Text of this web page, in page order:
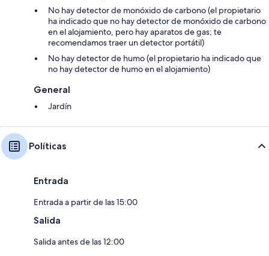
No hay detector de monóxido de carbono (el propietario
ha indicado que no hay detector de monóxido de carbono
en el alojamiento, pero hay aparatos de gas; te
recomendamos traer un detector portátil)
No hay detector de humo (el propietario ha indicado que
no hay detector de humo en el alojamiento)
General
Jardín
Políticas
Entrada
Entrada a partir de las 15:00
Salida
Salida antes de las 12:00